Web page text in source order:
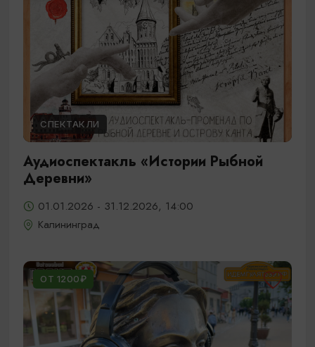
СПЕКТАКЛИ
Аудиоспектакль «Истории Рыбной
Деревни»
01.01.2026 - 31.12.2026, 14:00
Калининград
ОТ 1200₽